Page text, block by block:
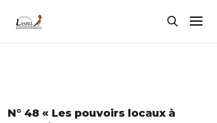
N° 48 « Les pouvoirs locaux à